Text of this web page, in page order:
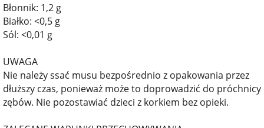
Błonnik: 1,2 g
Białko: <0,5 g
Sól: <0,01 g
UWAGA
Nie należy ssać musu bezpośrednio z opakowania przez
dłuższy czas, ponieważ może to doprowadzić do próchnicy
zębów. Nie pozostawiać dzieci z korkiem bez opieki.